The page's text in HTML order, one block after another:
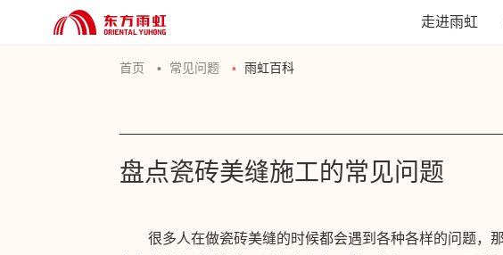
走进雨虹
首页 常见问题 雨虹百科
盘点瓷砖美缝施工的常见问题
很多人在做瓷砖美缝的时候都会遇到各种各样的问题，